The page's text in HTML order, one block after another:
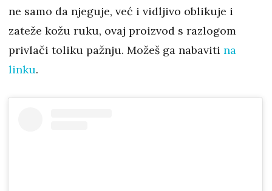
ne samo da njeguje, već i vidljivo oblikuje i
zateže kožu ruku, ovaj proizvod s razlogom
privlači toliku pažnju. Možeš ga nabaviti na
linku.